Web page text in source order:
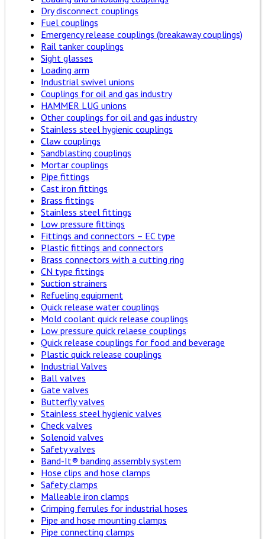
Dry disconnect couplings
Fuel couplings
Emergency release couplings (breakaway couplings)
Rail tanker couplings
Sight glasses
Loading arm
Industrial swivel unions
Couplings for oil and gas industry
HAMMER LUG unions
Other couplings for oil and gas industry
Stainless steel hygienic couplings
Claw couplings
Sandblasting couplings
Mortar couplings
Pipe fittings
Cast iron fittings
Brass fittings
Stainless steel fittings
Low pressure fittings
Fittings and connectors – EC type
Plastic fittings and connectors
Brass connectors with a cutting ring
CN type fittings
Suction strainers
Refueling equipment
Quick release water couplings
Mold coolant quick release couplings
Low pressure quick relaese couplings
Quick release couplings for food and beverage
Plastic quick release couplings
Industrial Valves
Ball valves
Gate valves
Butterfly valves
Stainless steel hygienic valves
Check valves
Solenoid valves
Safety valves
Band-It® banding assembly system
Hose clips and hose clamps
Safety clamps
Malleable iron clamps
Crimping ferrules for industrial hoses
Pipe and hose mounting clamps
Pipe connecting clamps